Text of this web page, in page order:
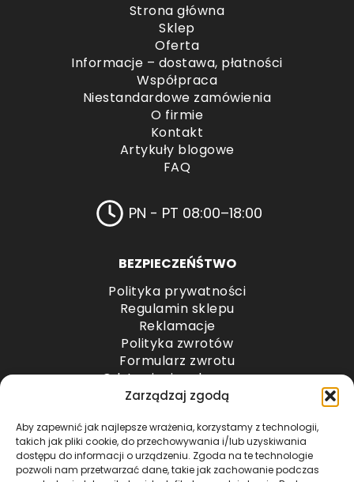
Zarządzaj zgodą
Aby zapewnić jak najlepsze wrażenia, korzystamy z technologii,
takich jak pliki cookie, do przechowywania i/lub uzyskiwania
dostępu do informacji o urządzeniu. Zgoda na te technologie
pozwoli nam przetwarzać dane, takie jak zachowanie podczas
Strona główna
Sklep
Oferta
Informacje – dostawa, płatności
Współpraca
Niestandardowe zamówienia
O firmie
Kontakt
Artykuły blogowe
FAQ
PN - PT 08:00–18:00
BEZPIECZEŃŚTWO
Polityka prywatności
Regulamin sklepu
Reklamacje
Polityka zwrotów
Formularz zwrotu
Odstąpienie od umowy
Odstąpienie od umowy – przesyłki paletowe
METODY PŁATNOŚCI